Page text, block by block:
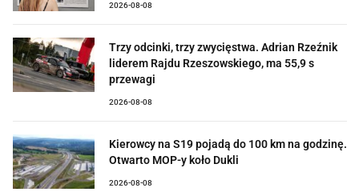
2026-08-08
Trzy odcinki, trzy zwycięstwa. Adrian Rzeźnik
liderem Rajdu Rzeszowskiego, ma 55,9 s
przewagi
2026-08-08
Kierowcy na S19 pojadą do 100 km na godzinę.
Otwarto MOP-y koło Dukli
2026-08-08